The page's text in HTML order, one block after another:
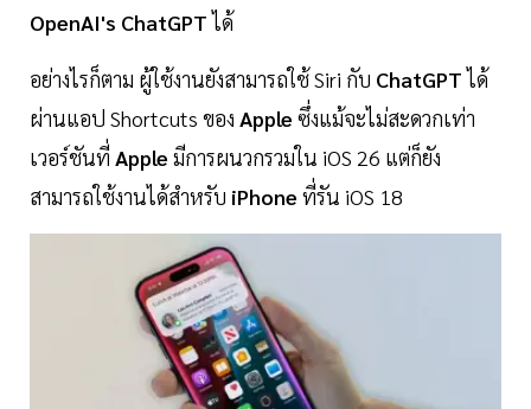
OpenAI's ChatGPTได้
อย่างไรก็ตาม ผู้ใช้งานยังสามารถใช้ Siri กับ ChatGPTได้
ผ่านแอป Shortcuts ของ Apple ซึ่งแม้จะไม่สะดวกเท่า
เวอร์ชันที่ Apple มีการผนวกรวมใน iOS 26 แต่ก็ยัง
สามารถใช้งานได้สำหรับ iPhone ที่รัน iOS 18